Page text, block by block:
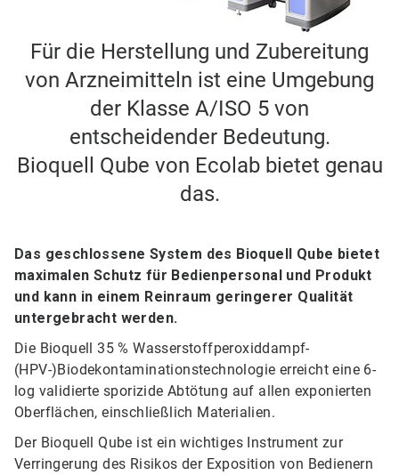
Für die Herstellung und Zubereitung
von Arzneimitteln ist eine Umgebung
der Klasse A/ISO 5 von
entscheidender Bedeutung.
Bioquell Qube von Ecolab bietet genau
das.
Das geschlossene System des Bioquell Qube bietet
maximalen Schutz für Bedienpersonal und Produkt
und kann in einem Reinraum geringerer Qualität
untergebracht werden.
Die Bioquell 35 % Wasserstoffperoxiddampf-
(HPV-)Biodekontaminationstechnologie erreicht eine 6-
log validierte sporizide Abtötung auf allen exponierten
Oberflächen, einschließlich Materialien.
Der Bioquell Qube ist ein wichtiges Instrument zur
Verringerung des Risikos der Exposition von Bedienern